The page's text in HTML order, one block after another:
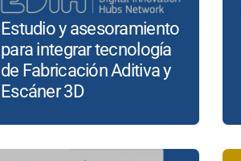
Estudio y asesoramiento
para integrar tecnología
de Fabricación Aditiva y
Escáner 3D